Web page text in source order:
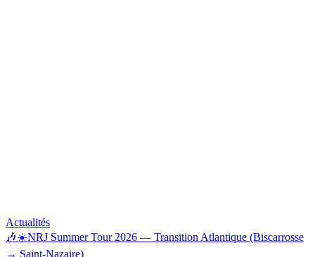
Actualités
🎶☀️NRJ Summer Tour 2026 — Transition Atlantique (Biscarrosse
→ Saint-Nazaire)